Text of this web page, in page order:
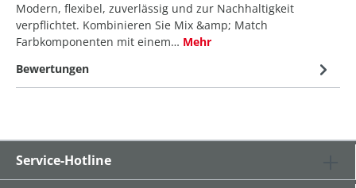
Modern, flexibel, zuverlässig und zur Nachhaltigkeit
verpflichtet. Kombinieren Sie Mix &amp; Match
Farbkomponenten mit einem… Mehr
Bewertungen
Service-Hotline